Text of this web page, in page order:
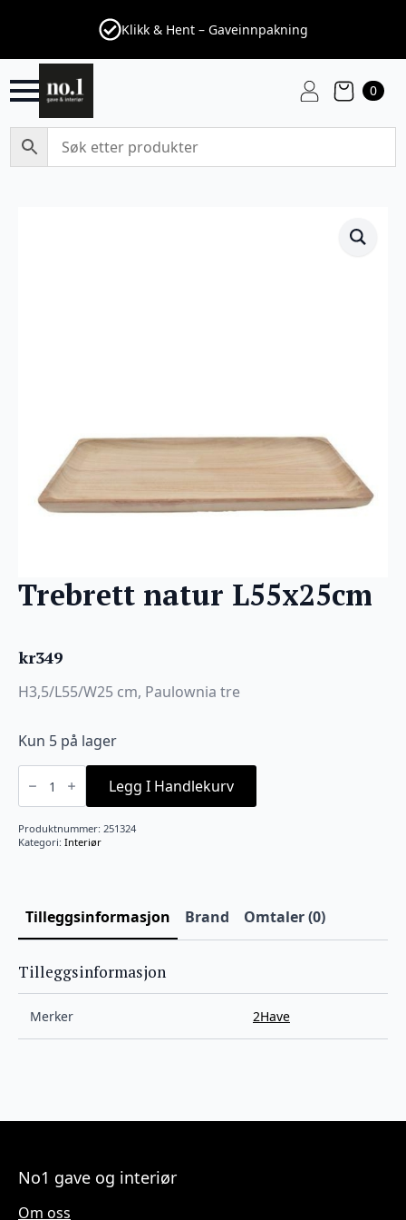
Klikk & Hent – Gaveinnpakning
0
Trebrett natur L55x25cm
kr349
H3,5/L55/W25 cm, Paulownia tre
Kun 5 på lager
Trebrett
natur
L55x25cm
antall
Legg I Handlekurv
Produktnummer: 251324
Kategori: Interiør
Tilleggsinformasjon Brand Omtaler (0)
Tilleggsinformasjon
Merker 2Have
No1 gave og interiør
Om oss